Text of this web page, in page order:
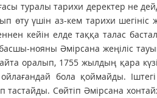
туралы тарихи деректер не
өту үшін аз-кем тарихи
кейін елде таққа талас
нояны Әмірсана жеңіліс
оралып, 1755 жылдың қара
бола қоймайды.
тастайды. Сөйтіп Әмірсана